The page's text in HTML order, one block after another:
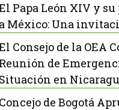
Papa León XIV y
a México: Una
Consejo de la OEA
Reunión de
Situación en
Concejo de Bogotá